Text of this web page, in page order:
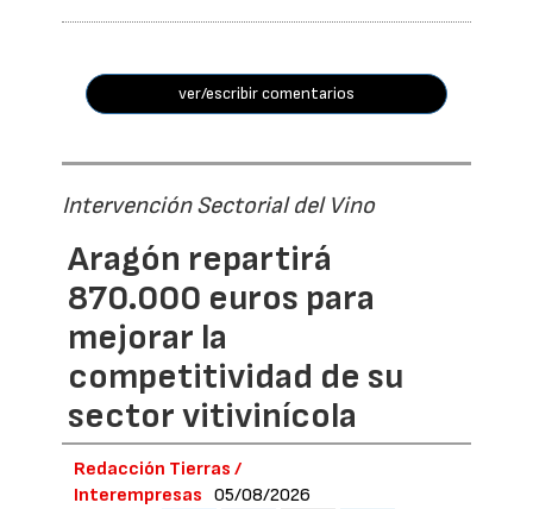
ver/escribir comentarios
Intervención Sectorial del Vino
Aragón repartirá
870.000 euros para
mejorar la
competitividad de su
sector vitivinícola
Redacción Tierras /
Interempresas
05/08/2026